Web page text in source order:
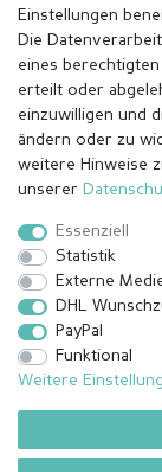
© Copyright 2026
Einstellungen
Die
eines
erteilt oder
einzuwilligen und
ändern oder zu
weitere Hinweise
unserer
Essenziell
Statistik
Externe
DHL
PayPal
Funktional
Weitere